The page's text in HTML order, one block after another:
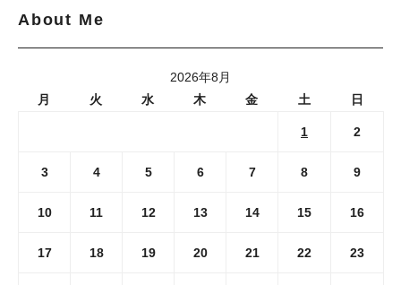
About Me
2026年8月
月
火 水 木 金 土 日
1 2
3 4 5 6 7 8 9
10 11 12 13 14 15 16
17 18 19 20 21 22 23